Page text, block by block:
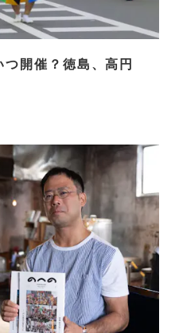
開催？徳島、高円